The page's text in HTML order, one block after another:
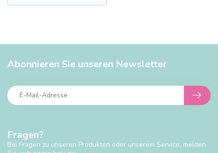
Fragen?
Bei Fragen zu unseren Produkten oder unserem Service, melden
Abonnieren Sie unseren Newsletter